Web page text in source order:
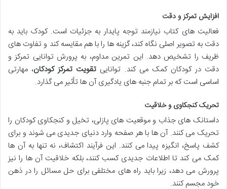
افزایش تمرکز و دقت
فعالیت های کتاب نیازمند توجه پایدار به جزئیات است. کودک باید به
دقت به تصویر اصلی نگاه کند، گزینه ها را با هم مقایسه کند و تفاوت های
ظریف را تشخیص دهد. این تمرین مداوم، به پرورش توانایی تمرکز و
دقت در کودکان کمک می کند. توانایی تقویت تمرکز کودکان، مهارتی
اساسی است که بر تمام جنبه های یادگیری آن ها تأثیر می گذارد.
تحریک کنجکاوی و خلاقیت
داستانک های جذاب و موقعیت های پازلی، تخیل و کنجکاوی کودکان را
تحریک می کنند. آن ها با هر صفحه وارد دنیای جدیدی می شوند و برای
کشف پاسخ، انگیزه پیدا می کنند. این فرآیند اکتشاف، نه تنها به آن ها
کمک می کند تا اطلاعات جدیدی کسب کنند، بلکه خلاقیت آن ها را نیز
پرورش می دهد، زیرا باید راه های مختلفی برای حل مسائل را در ذهن
خود مجسم کنند.